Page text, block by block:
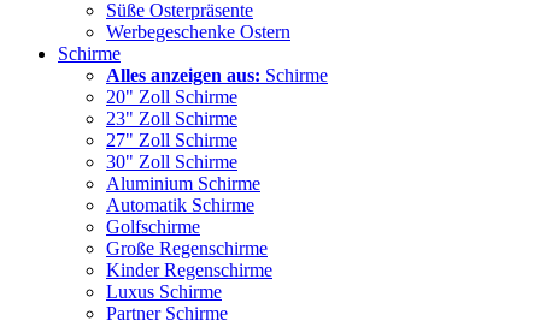
Süße Osterpräsente
Werbegeschenke Ostern
Schirme
Alles anzeigen aus: Schirme
20" Zoll Schirme
23" Zoll Schirme
27" Zoll Schirme
30" Zoll Schirme
Aluminium Schirme
Automatik Schirme
Golfschirme
Große Regenschirme
Kinder Regenschirme
Luxus Schirme
Partner Schirme